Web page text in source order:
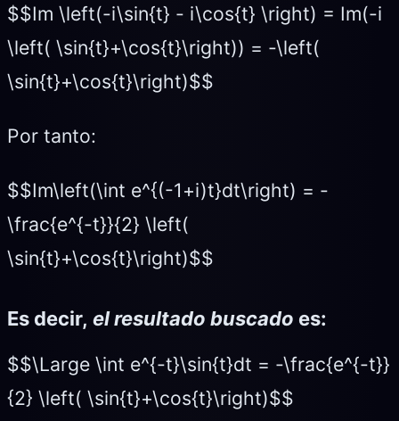
$$Im \left(-i\sin{t} - i\cos{t} \right) = Im(-i
\left( \sin{t}+\cos{t}\right)) = -\left(
\sin{t}+\cos{t}\right)$$
Por tanto:
$$Im\left(\int e^{(-1+i)t}dt\right) = -
\frac{e^{-t}}{2} \left(
\sin{t}+\cos{t}\right)$$
Es decir, el resultado buscado es:
$$\Large \int e^{-t}\sin{t}dt = -\frac{e^{-t}}
{2} \left( \sin{t}+\cos{t}\right)$$